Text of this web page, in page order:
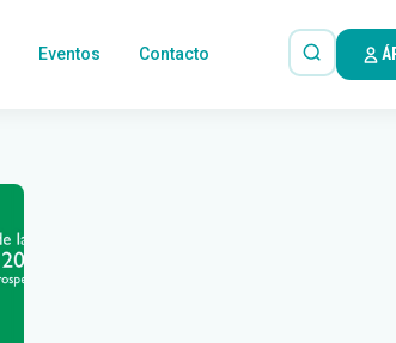
Eventos Contacto